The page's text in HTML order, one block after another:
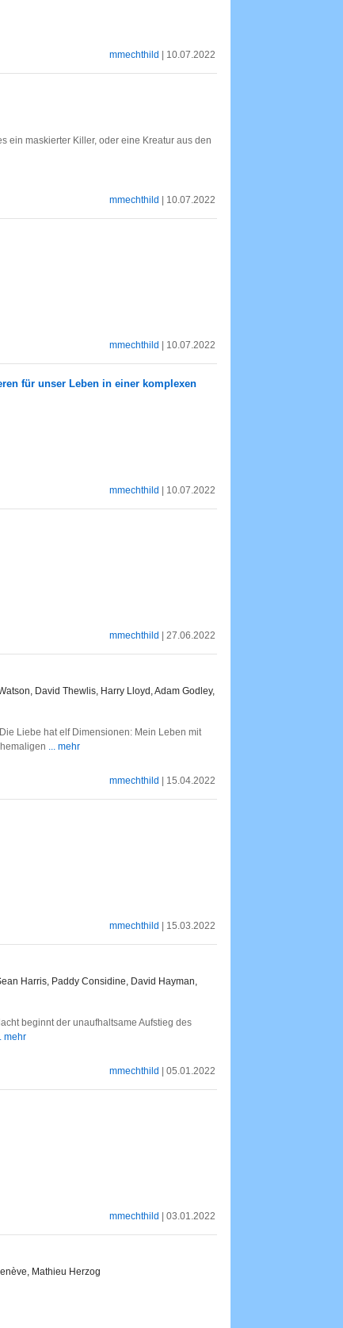
mmechthild | 10.07.2022
ein maskierter Killer, oder eine Kreatur aus den
mmechthild | 10.07.2022
mmechthild | 10.07.2022
für unser Leben in einer komplexen
mmechthild | 10.07.2022
mmechthild | 27.06.2022
David Thewlis, Harry Lloyd, Adam Godley,
Liebe hat elf Dimensionen: Mein Leben mit
... mehr
mmechthild | 15.04.2022
mmechthild | 15.03.2022
Harris, Paddy Considine, David Hayman,
beginnt der unaufhaltsame Aufstieg des
mehr
mmechthild | 05.01.2022
mmechthild | 03.01.2022
Mathieu Herzog